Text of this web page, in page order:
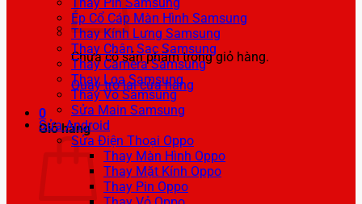
Chưa có sản phẩm trong giỏ hàng.
Quay trở lại cửa hàng
0
Giỏ hàng
Ép Cổ Cáp Màn Hình Samsung
Thay Kính Lưng Samsung
Thay Chân Sạc Samsung
Thay Camera Samsung
Thay Loa Samsung
Thay Vỏ Samsung
Sửa Main Samsung
Sửa Android
Sửa Điện Thoại Oppo
Thay Màn Hình Oppo
Thay Mặt Kính Oppo
Thay Pin Oppo